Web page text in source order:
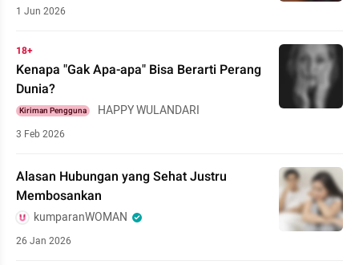
1 Jun 2026
18+
Kenapa "Gak Apa-apa" Bisa Berarti Perang
Dunia?
Kiriman Pengguna HAPPY WULANDARI
3 Feb 2026
Alasan Hubungan yang Sehat Justru
Membosankan
kumparanWOMAN
26 Jan 2026